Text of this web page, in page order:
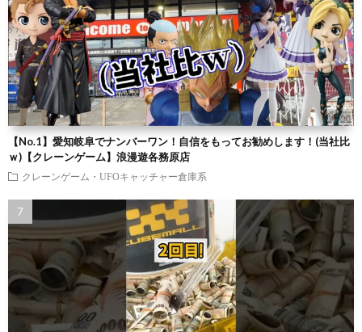
【No.1】愛知岐阜でナンバーワン！自信をもってお勧めします！(当社比
ｗ)【クレーンゲーム】浪漫遊各務原店
クレーンゲーム・UFOキャッチャー倉庫系